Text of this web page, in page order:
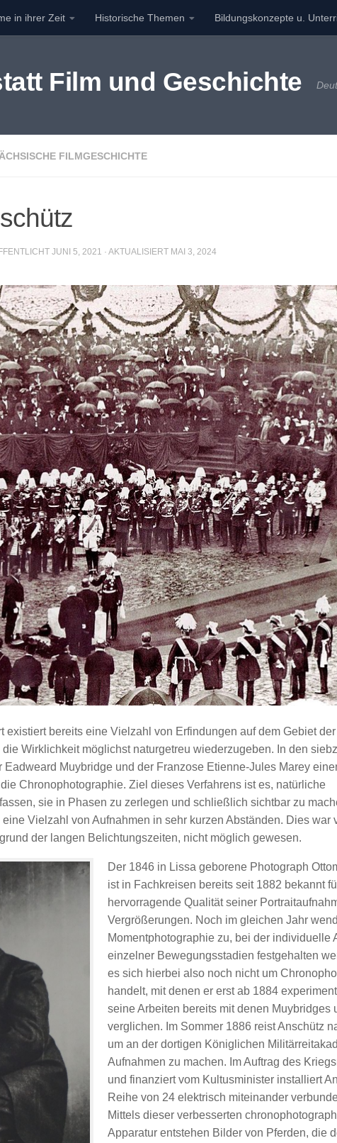
in ihrer Zeit Historische Themen Bildungskonzepte u.
Film und Geschichte
FILMGESCHICHTE
JUNI 5, 2021 · AKTUALISIERT MAI 3, 2024
existiert bereits eine Vielzahl von Erfindungen auf dem Gebiet
Wirklichkeit möglichst naturgetreu wiederzugeben. In den
Muybridge und der Franzose Etienne-Jules Marey
Chronophotographie. Ziel dieses Verfahrens ist es, natürliche
sie in Phasen zu zerlegen und schließlich sichtbar zu
Vielzahl von Aufnahmen in sehr kurzen Abständen. Dies war
der langen Belichtungszeiten, nicht möglich gewesen.
Der 1846 in Lissa geborene Photograph
ist in Fachkreisen bereits seit 1882 bekannt
hervorragende Qualität seiner
Vergrößerungen. Noch im gleichen Jahr
Momentphotographie zu, bei der individuelle
einzelner Bewegungsstadien festgehalten
es sich hierbei also noch nicht um
handelt, mit denen er erst ab 1884
seine Arbeiten bereits mit denen Muybridges
verglichen. Im Sommer 1886 reist Anschütz
um an der dortigen Königlichen
Aufnahmen zu machen. Im Auftrag des
und finanziert vom Kultusminister installiert
Reihe von 24 elektrisch miteinander
Mittels dieser verbesserten
Apparatur entstehen Bilder von Pferden, die